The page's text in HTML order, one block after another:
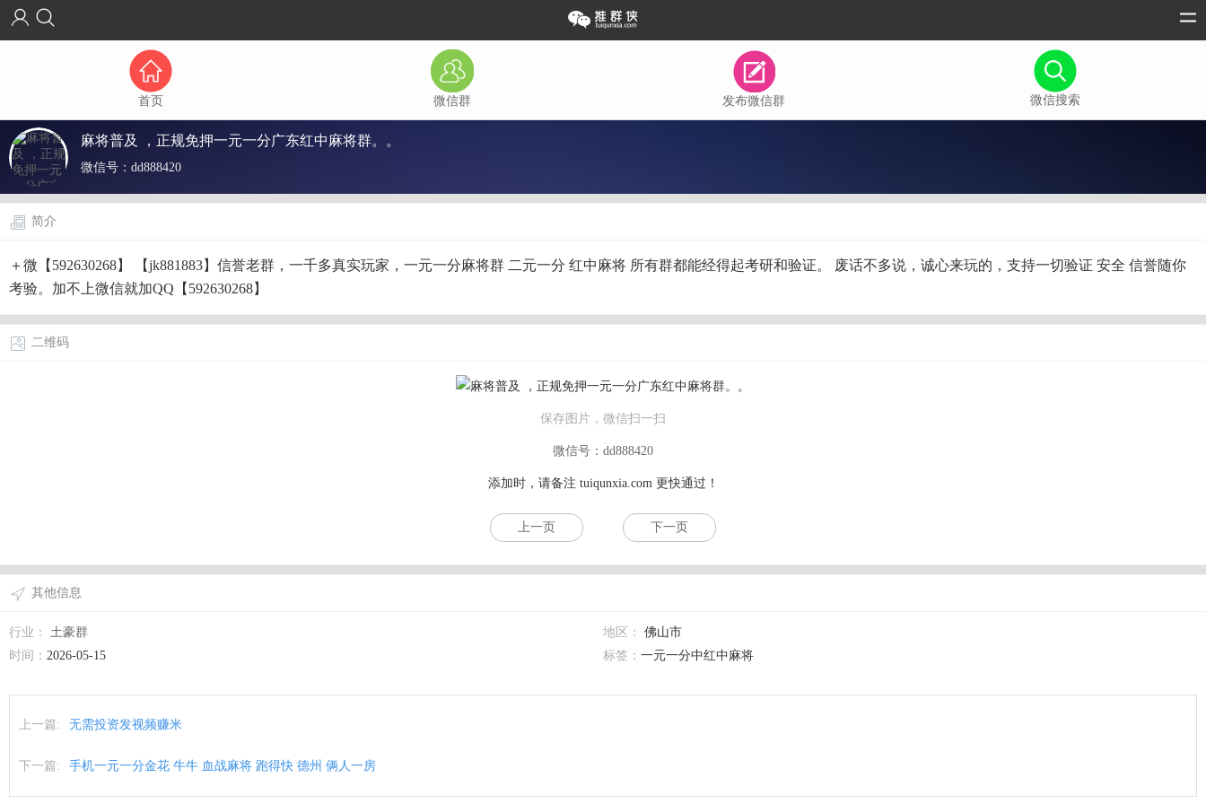
首页 微信群 发布微信群 微信搜索
麻将普及 ，正规免押一元一分广东红中麻将群。。
微信号： dd888420
简介
＋微【592630268】 【jk881883】信誉老群，一千多真实玩家，一元一分麻将群 二元一分 红中麻将 所有群都能经得起考研和验证。 废话不多说，诚心来玩的，支持一切验证 安全 信誉随你
考验。加不上微信就加QQ【592630268】
二维码
保存图片，微信扫一扫
微信号：dd888420
添加时，请备注 tuiqunxia.com更快通过！
上一页 下一页
其他信息
行业： 土豪群 地区：
佛山市
时间： 2026-05-15 标签： 一元一分中红中麻将
上一篇: 无需投资发视频赚米
下一篇: 手机一元一分金花 牛牛 血战麻将 跑得快 德州 俩人一房